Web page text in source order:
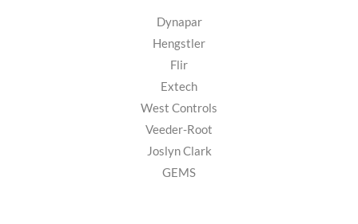
Dynapar
Hengstler
Flir
Extech
West Controls
Veeder-Root
Joslyn Clark
GEMS